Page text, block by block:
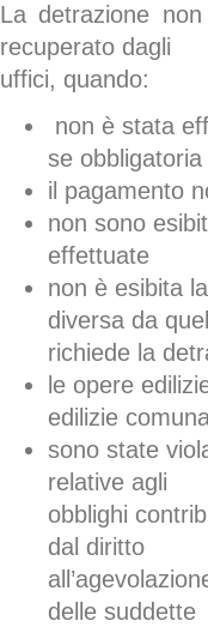
La detrazione
recuperato dagli
uffici, quando:
non è stata
se obbligatoria
il pagamento
non sono
effettuate
non è esibita
diversa da
richiede la
le opere
edilizie
sono state
relative agli
obblighi
dal diritto
delle suddette